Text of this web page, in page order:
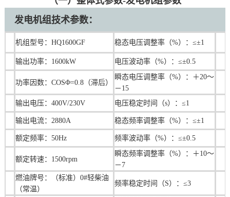
发电机组技术参数：
机组型号：HQ1600GF 稳态电压调整率（%）：≤±1
输出功率：1600kW 电压波动率（%）：≤±0.5
功率因数：COSΦ=0.8（滞后）
瞬态电压调整率（%）：＋20～
－15
输出电压：400V/230V
电压稳定时间（s）：≤1
输出电流：2880A 稳态频率调整率（%）：≤±1
额定频率：50Hz 频率波动率（%）：≤±0.5
额定转速：1500rpm
瞬态频率调整率（%）：＋10～
－7
燃油牌号：（标准）0#轻柴油
（常温）
频率稳定时间（S）：≤3